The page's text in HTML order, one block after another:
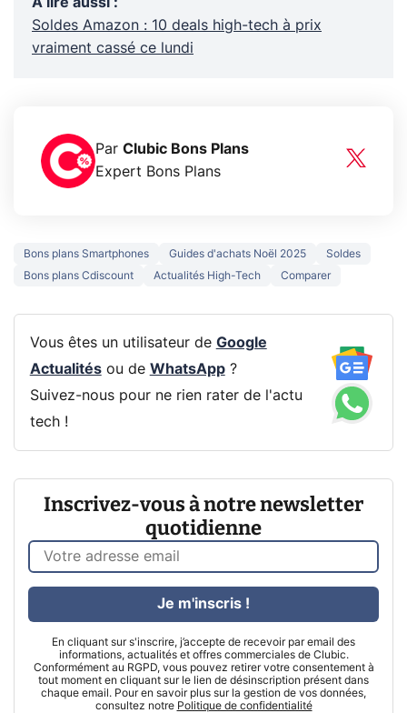
Soldes Amazon : 10 deals high-tech à prix
vraiment cassé ce lundi
Par Clubic Bons Plans
Expert Bons Plans
Bons plans Smartphones Guides d'achats Noël 2025
Soldes
Bons plans Cdiscount
Actualités High-Tech Comparer
Vous êtes un utilisateur de Google
Actualitésou de WhatsApp?
Suivez-nous pour ne rien rater de l'actu
tech !
Inscrivez-vous à notre newsletter
quotidienne
En cliquant sur s'inscrire, j’accepte de recevoir par email des
informations, actualités et offres commerciales de Clubic.
Conformément au RGPD, vous pouvez retirer votre consentement à
tout moment en cliquant sur le lien de désinscription présent dans
chaque email. Pour en savoir plus sur la gestion de vos données,
consultez notre Politique de confidentialité
Je m'inscris !